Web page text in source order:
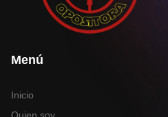
Menú
Inicio